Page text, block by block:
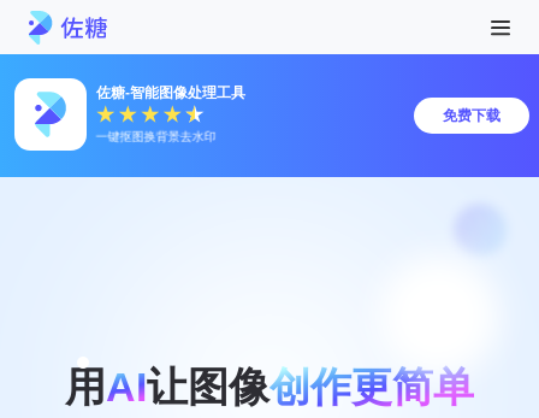
佐糖-智能图像处理工具
一键抠图换背景去水印
免费下载
用AI让图像创作更简单